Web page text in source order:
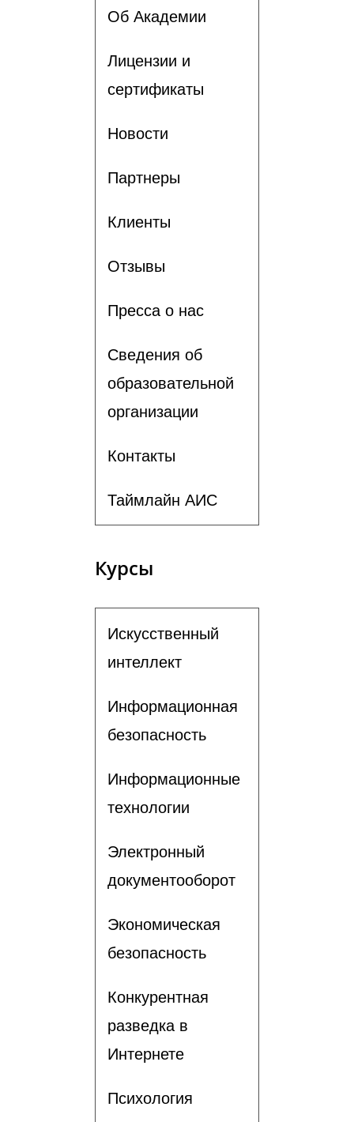
Об Академии
Лицензии и
сертификаты
Новости
Партнеры
Клиенты
Отзывы
Пресса о нас
Сведения об
образовательной
организации
Контакты
Таймлайн АИС
Курсы
Искусственный
интеллект
Информационная
безопасность
Информационные
технологии
Электронный
документооборот
Экономическая
безопасность
Конкурентная
разведка в
Интернете
Психология